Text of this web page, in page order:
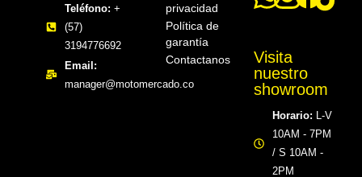
Teléfono: +
(57)
3194776692
Email:
manager@motomercado.co
privacidad
Política de
garantía
Contactanos
Visita
nuestro
showroom
Horario: L-V
10AM - 7PM
/ S 10AM -
2PM